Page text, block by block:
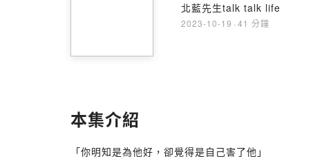
北藍先生talk talk life
2023-10-19 · 41 分鐘
本集介紹
「你明知是為他好，卻覺得是自己害了他」